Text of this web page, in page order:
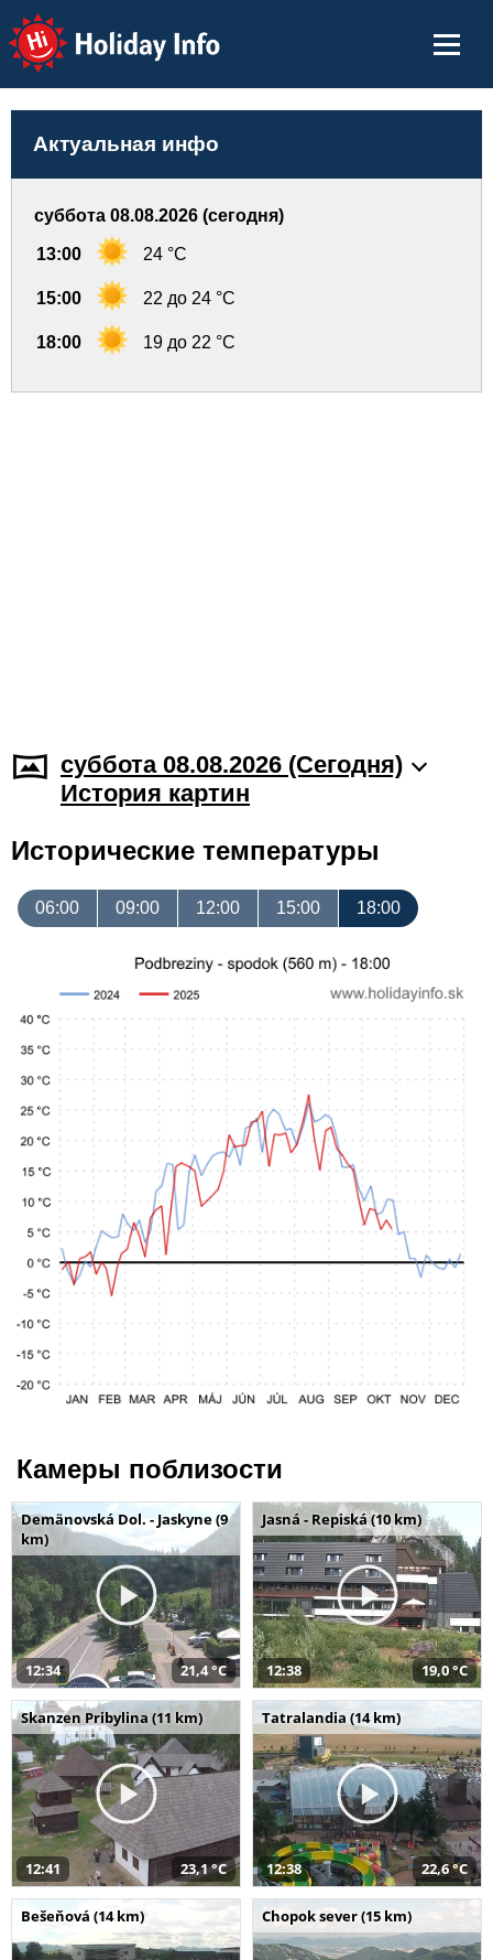
Holiday Info
Актуальная инфо
суббота 08.08.2026 (сегодня)
13:00 24 °C
15:00 22 до 24 °C
18:00 19 до 22 °C
суббота 08.08.2026 (Cегодня)
История картин
Исторические температуры
06:00 09:00 12:00 15:00 18:00
Камеры поблизости
Demänovská Dol. - Jaskyne (9
km)
12:34 21,4 °C
Jasná - Repiská (10 km)
12:38 19,0 °C
Skanzen Pribylina (11 km)
12:41 23,1 °C
Tatralandia (14 km)
12:38 22,6 °C
Bešeňová (14 km) Chopok sever (15 km)